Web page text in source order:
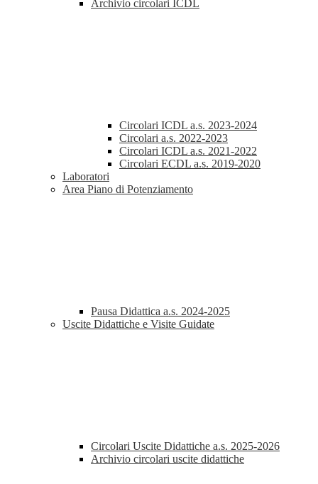
Archivio circolari ICDL
Circolari ICDL a.s. 2023-2024
Circolari a.s. 2022-2023
Circolari ICDL a.s. 2021-2022
Circolari ECDL a.s. 2019-2020
Laboratori
Area Piano di Potenziamento
Pausa Didattica a.s. 2024-2025
Uscite Didattiche e Visite Guidate
Circolari Uscite Didattiche a.s. 2025-2026
Archivio circolari uscite didattiche